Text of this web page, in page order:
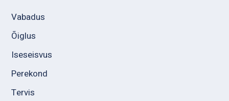
Vabadus
Õiglus
Iseseisvus
Perekond
Tervis